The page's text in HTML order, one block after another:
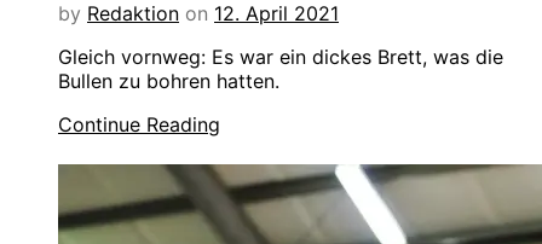
by Redaktion on 12. April 2021
Gleich vornweg: Es war ein dickes Brett, was die
Bullen zu bohren hatten.
Continue Reading